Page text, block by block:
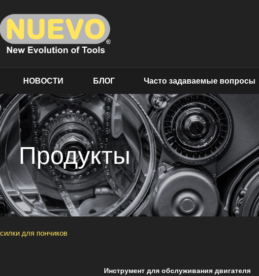
НОВОСТИ БЛОГ Часто задаваемые вопросы
Продукты
для пончиков
Инструмент для обслуживания двигателя